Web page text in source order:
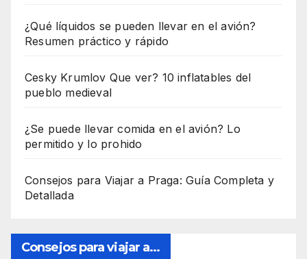
¿Qué líquidos se pueden llevar en el avión?
Resumen práctico y rápido
Cesky Krumlov Que ver? 10 inflatables del
pueblo medieval
¿Se puede llevar comida en el avión? Lo
permitido y lo prohido
Consejos para Viajar a Praga: Guía Completa y
Detallada
Consejos para viajar a...